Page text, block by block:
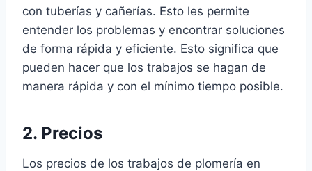
con tuberías y cañerías. Esto les permite
entender los problemas y encontrar soluciones
de forma rápida y eficiente. Esto significa que
pueden hacer que los trabajos se hagan de
manera rápida y con el mínimo tiempo posible.
2. Precios
Los precios de los trabajos de plomería en